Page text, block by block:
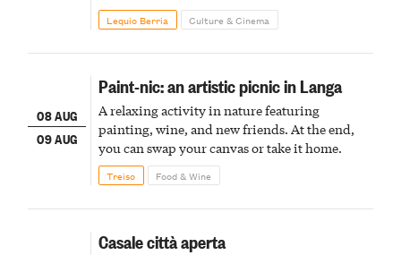
Lequio Berria Culture & Cinema
08 AUG
09 AUG
Paint-nic: an artistic picnic in Langa
A relaxing activity in nature featuring
painting, wine, and new friends. At the end,
you can swap your canvas or take it home.
Treiso Food & Wine
Casale città aperta